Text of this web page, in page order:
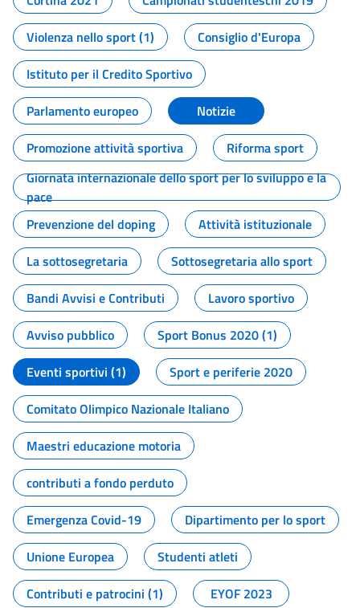
Violenza nello sport (1)
Consiglio d'Europa
Istituto per il Credito Sportivo
Parlamento europeo
Notizie
Promozione attività sportiva
Riforma sport
Giornata internazionale dello sport per lo sviluppo e la
pace
Prevenzione del doping
Attività istituzionale
La sottosegretaria
Sottosegretaria allo sport
Bandi Avvisi e Contributi
Lavoro sportivo
Avviso pubblico
Sport Bonus 2020 (1)
Eventi sportivi (1)
Sport e periferie 2020
Comitato Olimpico Nazionale Italiano
Maestri educazione motoria
contributi a fondo perduto
Emergenza Covid-19
Dipartimento per lo sport
Unione Europea
Studenti atleti
Contributi e patrocini (1)
EYOF 2023